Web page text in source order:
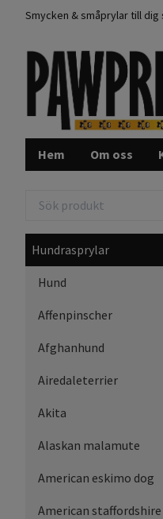
Smycken & småprylar till dig
Hem Om oss
Hundrasprylar
Hund
Affenpinscher
Afghanhund
Airedaleterrier
Akita
Alaskan malamute
American eskimo dog
American